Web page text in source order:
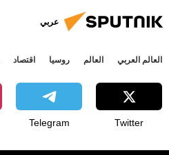
عربي
العالم العربي العالم روسيا اقتصاد
Twitter
Telegram